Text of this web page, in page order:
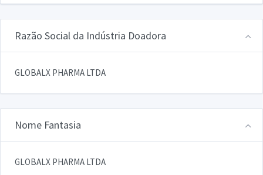
Razão Social da Indústria Doadora
GLOBALX PHARMA LTDA
Nome Fantasia
GLOBALX PHARMA LTDA